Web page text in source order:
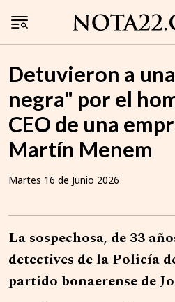
Detuvieron a
negra" por el
CEO de una
Martín Menem
Martes 16 de Junio 2026
La sospechosa, de 33
detectives de la Policía
partido bonaerense de